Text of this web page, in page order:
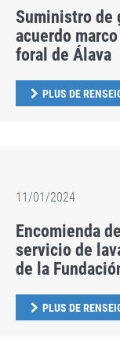
Suministro de
acuerdo
foral de Álava
PLUS DE
11/01/2024
Encomienda
servicio de
de la
PLUS DE